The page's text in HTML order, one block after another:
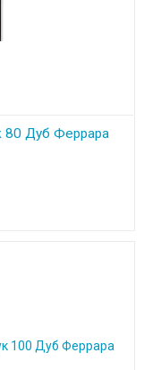
80 Дуб Феррара